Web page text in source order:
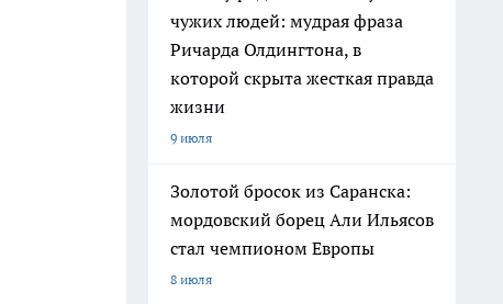
чужих людей: мудрая фраза
Ричарда Олдингтона, в
которой скрыта жесткая правда
жизни
9 июля
Золотой бросок из Саранска:
мордовский борец Али Ильясов
стал чемпионом Европы
8 июля